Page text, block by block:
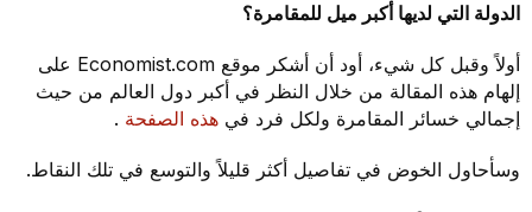
الدولة التي لديها أكبر ميل للمقامرة؟
أولاً وقبل كل شيء، أود أن أشكر موقع Economist.com على
إلهام هذه المقالة من خلال النظر في أكبر دول العالم من حيث
إجمالي خسائر المقامرة ولكل فرد في هذه الصفحة.
وسأحاول الخوض في تفاصيل أكثر قليلاً والتوسع في تلك النقاط.